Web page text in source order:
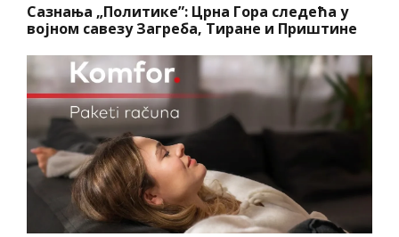
Сазнања „Политике”: Црна Гора следећа у
војном савезу Загреба, Тиране и Приштине